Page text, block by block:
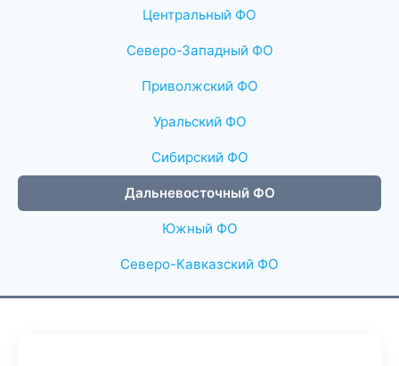
Центральный ФО
Северо-Западный ФО
Приволжский ФО
Уральский ФО
Сибирский ФО
Дальневосточный ФО
Южный ФО
Северо-Кавказский ФО